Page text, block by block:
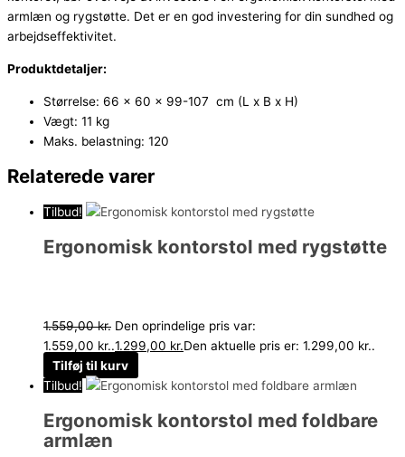
armlæn og rygstøtte. Det er en god investering for din sundhed og
arbejdseffektivitet.
Produktdetaljer:
Størrelse: 66 x 60 x 99-107 cm (L x B x H)
Vægt: 11 kg
Maks. belastning: 120
Relaterede varer
Tilbud!
Ergonomisk kontorstol med rygstøtte
1.559,00kr. Den oprindelige pris var:
1.559,00 kr..1.299,00 kr.Den aktuelle pris er: 1.299,00 kr..
Tilføj til kurv
Tilbud!
Ergonomisk kontorstol med foldbare
armlæn